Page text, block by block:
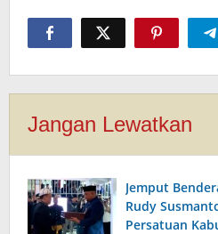
Jangan Lewatkan
Jemput
Rudy
Persatuan